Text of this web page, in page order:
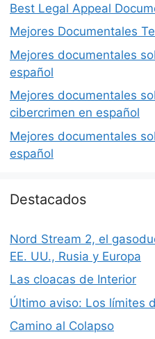
Best Legal Appeal
Mejores Documentales
Mejores documentales
español
Mejores documentales
cibercrimen en español
Mejores documentales
español
Destacados
Nord Stream 2, el
EE. UU., Rusia y Europa
Las cloacas de Interior
Último aviso: Los límites
Camino al Colapso